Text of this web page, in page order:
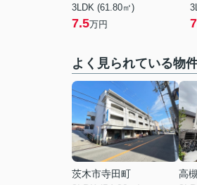
3LDK (61.80㎡)
7.5万円
よく見られている物
茨木市寺田町
高